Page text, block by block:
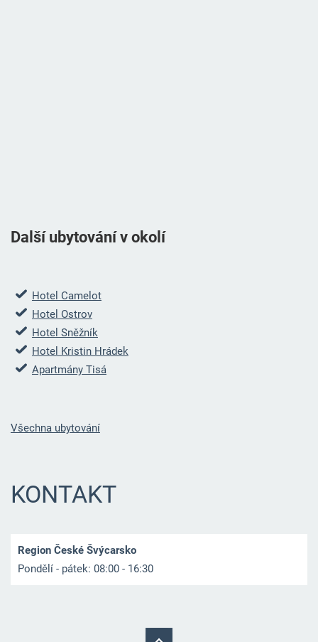
Další ubytování v okolí
Hotel Camelot
Hotel Ostrov
Hotel Sněžník
Hotel Kristin Hrádek
Apartmány Tisá
Všechna ubytování
KONTAKT
Region České Švýcarsko
Pondělí - pátek: 08:00 - 16:30